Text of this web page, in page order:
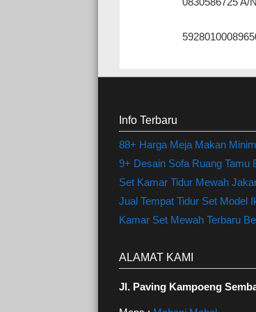
Info Terbaru
88+ Harga Meja Makan
9+ Desain Sofa Ruang Tamu
Set Kamar Tidur Mewah
Jual Tempat Tidur Set Model
Kamar Set Mewah Terbaru
ALAMAT KAMI
Jl. Paving Kampoeng